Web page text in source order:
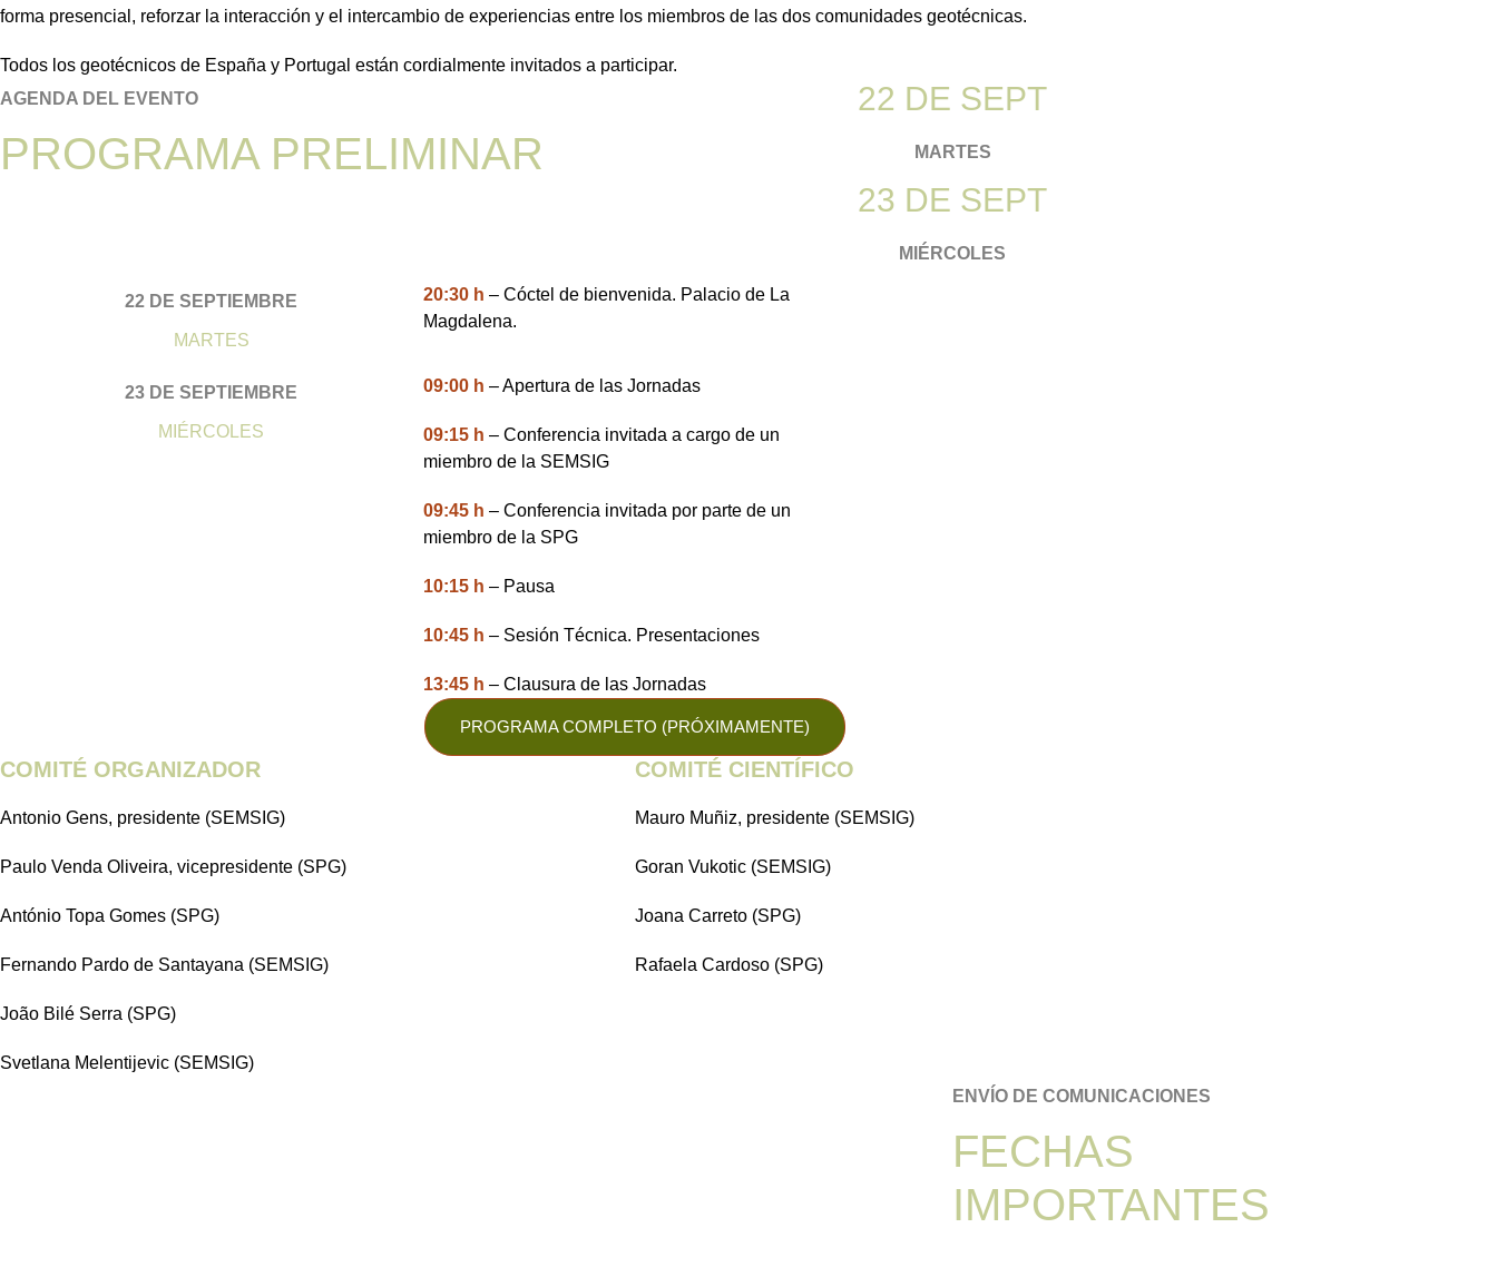
forma presencial, reforzar la interacción y el intercambio de experiencias entre los miembros de las dos comunidades geotécnicas.
Todos los geotécnicos de España y Portugal están cordialmente invitados a participar.
AGENDA DEL EVENTO
PROGRAMA PRELIMINAR
22 DE SEPT
MARTES
23 DE SEPT
MIÉRCOLES
22 DE SEPTIEMBRE
MARTES
20:30 h – Cóctel de bienvenida. Palacio de La
Magdalena.
23 DE SEPTIEMBRE
MIÉRCOLES
09:00 h – Apertura de las Jornadas
09:15 h – Conferencia invitada a cargo de un
miembro de la SEMSIG
09:45 h – Conferencia invitada por parte de un
miembro de la SPG
10:15 h – Pausa
10:45 h – Sesión Técnica. Presentaciones
13:45 h – Clausura de las Jornadas
PROGRAMA COMPLETO (PRÓXIMAMENTE)
COMITÉ ORGANIZADOR
Antonio Gens, presidente (SEMSIG)
Paulo Venda Oliveira, vicepresidente (SPG)
António Topa Gomes (SPG)
Fernando Pardo de Santayana (SEMSIG)
João Bilé Serra (SPG)
Svetlana Melentijevic (SEMSIG)
COMITÉ CIENTÍFICO
Mauro Muñiz, presidente (SEMSIG)
Goran Vukotic (SEMSIG)
Joana Carreto (SPG)
Rafaela Cardoso (SPG)
ENVÍO DE COMUNICACIONES
FECHAS
IMPORTANTES